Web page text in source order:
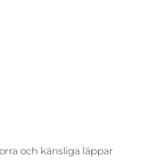
och känsliga läppar